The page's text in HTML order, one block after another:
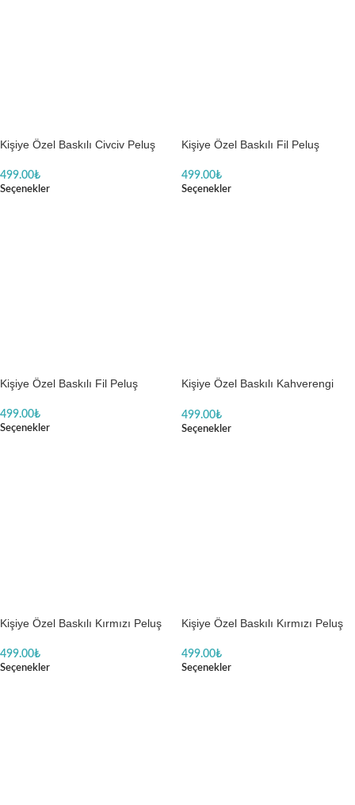
Kişiye Özel Baskılı Civciv Peluş
499.00₺
Seçenekler
Kişiye Özel Baskılı Fil Peluş
499.00₺
Seçenekler
Kişiye Özel Baskılı Fil Peluş
499.00₺
Seçenekler
Kişiye Özel Baskılı Kahverengi
499.00₺
Seçenekler
Kişiye Özel Baskılı Kırmızı Peluş
499.00₺
Seçenekler
Kişiye Özel Baskılı Kırmızı Peluş
499.00₺
Seçenekler